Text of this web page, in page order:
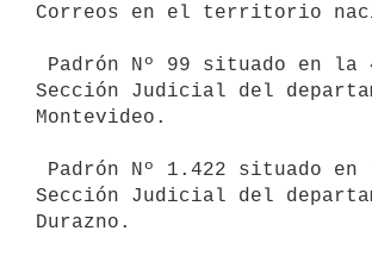
Correos en el territorio
Sección Judicial del
Montevideo.
Sección Judicial del
Durazno.